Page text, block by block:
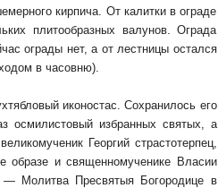
кирпича. От калитки в ограде
плитообразных валунов. Ограда
ограды нет, а от лестницы остался
в часовню).
иконостас. Сохранилось его
осмилистовый избранных святых, а
Георгий страстотерпец,
образе и священномученике Власии
— Молитва Пресвятыя Богородице в